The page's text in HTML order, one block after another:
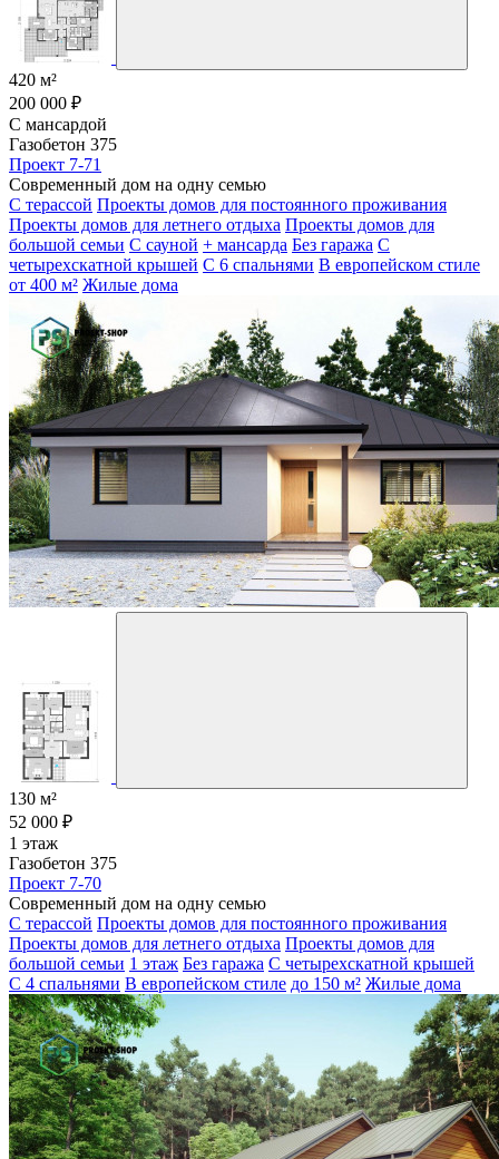
420 м²
200 000 ₽
С мансардой
Газобетон 375
Проект 7-71
Современный дом на одну семью
С терассой Проекты домов для постоянного проживания
Проекты домов для летнего отдыха Проекты домов для
большой семьи С сауной + мансарда Без гаража С
четырехскатной крышей С 6 спальнями В европейском стиле
от 400 м² Жилые дома
130 м²
52 000 ₽
1 этаж
Газобетон 375
Проект 7-70
Современный дом на одну семью
С терассой Проекты домов для постоянного проживания
Проекты домов для летнего отдыха Проекты домов для
большой семьи 1 этаж Без гаража С четырехскатной крышей
С 4 спальнями В европейском стиле до 150 м² Жилые дома